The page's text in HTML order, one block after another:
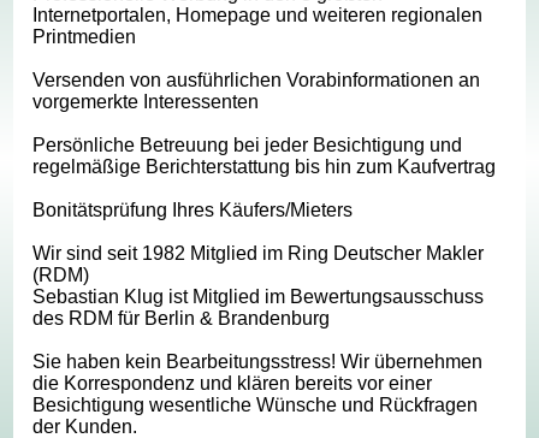
Internetportalen, Homepage und weiteren regionalen
Printmedien
Versenden von ausführlichen Vorabinformationen an
vorgemerkte Interessenten
Persönliche Betreuung bei jeder Besichtigung und
regelmäßige Berichterstattung bis hin zum Kaufvertrag
Bonitätsprüfung Ihres Käufers/Mieters
Wir sind seit 1982 Mitglied im Ring Deutscher Makler
(RDM)
Sebastian Klug ist Mitglied im Bewertungsausschuss
des RDM für Berlin & Brandenburg
Sie haben kein Bearbeitungsstress! Wir übernehmen
die Korrespondenz und klären bereits vor einer
Besichtigung wesentliche Wünsche und Rückfragen
der Kunden.